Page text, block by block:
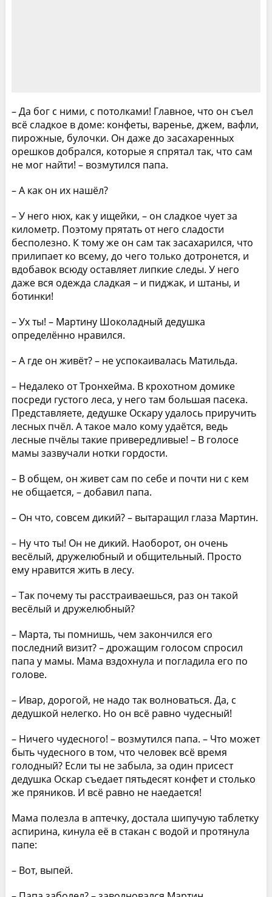
– Да бог с ними, с потолками! Главное, что он съел
всё сладкое в доме: конфеты, варенье, джем, вафли,
пирожные, булочки. Он даже до засахаренных
орешков добрался, которые я спрятал так, что сам
не мог найти! – возмутился папа.
– А как он их нашёл?
– У него нюх, как у ищейки, – он сладкое чует за
километр. Поэтому прятать от него сладости
бесполезно. К тому же он сам так засахарился, что
прилипает ко всему, до чего только дотронется, и
вдобавок всюду оставляет липкие следы. У него
даже вся одежда сладкая – и пиджак, и штаны, и
ботинки!
– Ух ты! – Мартину Шоколадный дедушка
определённо нравился.
– А где он живёт? – не успокаивалась Матильда.
– Недалеко от Тронхейма. В крохотном домике
посреди густого леса, у него там большая пасека.
Представляете, дедушке Оскару удалось приручить
лесных пчёл. А такое мало кому удаётся, ведь
лесные пчёлы такие привередливые! – В голосе
мамы зазвучали нотки гордости.
– В общем, он живет сам по себе и почти ни с кем
не общается, – добавил папа.
– Он что, совсем дикий? – вытаращил глаза Мартин.
– Ну что ты! Он не дикий. Наоборот, он очень
весёлый, дружелюбный и общительный. Просто
ему нравится жить в лесу.
– Так почему ты расстраиваешься, раз он такой
весёлый и дружелюбный?
– Марта, ты помнишь, чем закончился его
последний визит? – дрожащим голосом спросил
папа у мамы. Мама вздохнула и погладила его по
голове.
– Ивар, дорогой, не надо так волноваться. Да, с
дедушкой нелегко. Но он всё равно чудесный!
– Ничего чудесного! – возмутился папа. – Что может
быть чудесного в том, что человек всё время
голодный? Если ты не забыла, за один присест
дедушка Оскар съедает пятьдесят конфет и столько
же пряников. И всё равно не наедается!
Мама полезла в аптечку, достала шипучую таблетку
аспирина, кинула её в стакан с водой и протянула
папе:
– Вот, выпей.